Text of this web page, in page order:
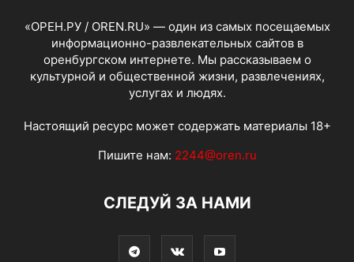
«ОРЕН.РУ / OREN.RU» — один из самых посещаемых
информационно-развлекательных сайтов в
оренбургском интернете. Мы рассказываем о
культурной и общественной жизни, развлечениях,
услугах и людях.
Настоящий ресурс может содержать материалы 18+
Пишите нам: 2244@oren.ru
СЛЕДУЙ ЗА НАМИ